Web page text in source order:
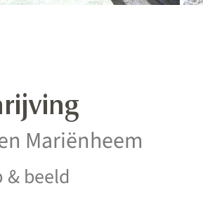
Mariënheem
beeld